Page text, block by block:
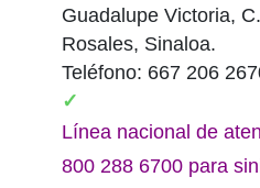
Guadalupe Victoria,
Rosales, Sinaloa.
Teléfono: 667 206
Línea nacional de
800 288 6700 para